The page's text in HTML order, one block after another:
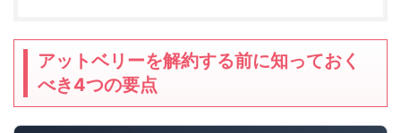
アットベリーを解約する前に知っておく
べき4つの要点